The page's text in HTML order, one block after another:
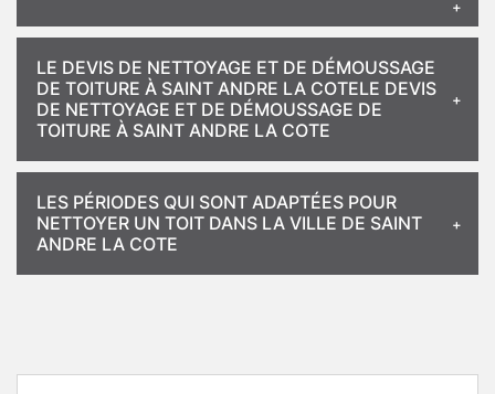
LE DEVIS DE NETTOYAGE ET DE DÉMOUSSAGE
DE TOITURE À SAINT ANDRE LA COTELE DEVIS
DE NETTOYAGE ET DE DÉMOUSSAGE DE
TOITURE À SAINT ANDRE LA COTE
LES PÉRIODES QUI SONT ADAPTÉES POUR
NETTOYER UN TOIT DANS LA VILLE DE SAINT
ANDRE LA COTE